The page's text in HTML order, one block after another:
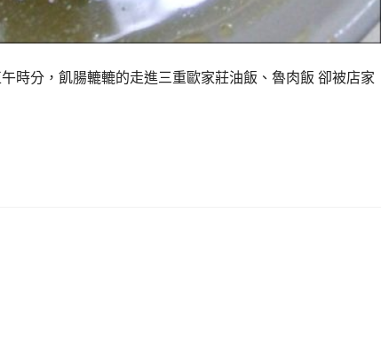
時分，飢腸轆轆的走進三重歐家莊油飯、魯肉飯 卻被店家